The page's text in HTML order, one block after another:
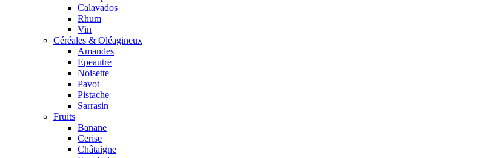
Calavados
Rhum
Vin
Céréales & Oléagineux
Amandes
Epeautre
Noisette
Pavot
Pistache
Sarrasin
Fruits
Banane
Cerise
Châtaigne